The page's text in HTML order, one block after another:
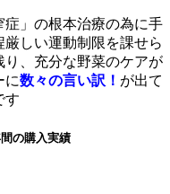
症」の根本治療の為に手
しい運動制限を課せら
、充分な野菜のケアが
に数々の言い訳！ が出て
す
の購入実績